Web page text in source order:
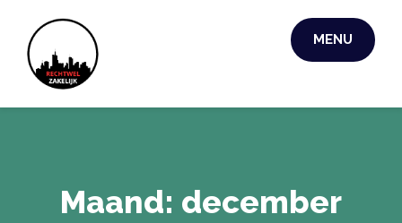
content
MENU
Maand: december